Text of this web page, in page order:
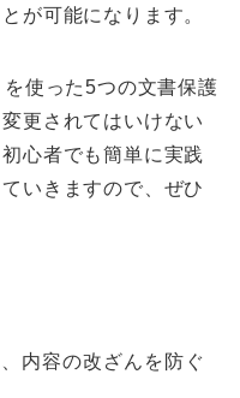
が可能になります。
使った5つの文書保護
更されてはいけない
心者でも簡単に実践
いきますので、ぜひ
内容の改ざんを防ぐ